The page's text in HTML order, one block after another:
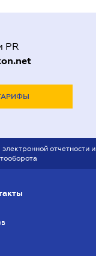
PR
отчетности и